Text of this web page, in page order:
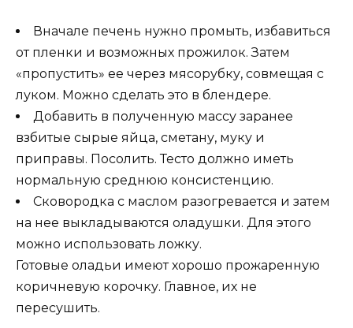
Вначале печень нужно промыть, избавиться
от пленки и возможных прожилок. Затем
«пропустить» ее через мясорубку, совмещая с
луком. Можно сделать это в блендере.
Добавить в полученную массу заранее
взбитые сырые яйца, сметану, муку и
приправы. Посолить. Тесто должно иметь
нормальную среднюю консистенцию.
Сковородка с маслом разогревается и затем
на нее выкладываются оладушки. Для этого
можно использовать ложку.
Готовые оладьи имеют хорошо прожаренную
коричневую корочку. Главное, их не
пересушить.